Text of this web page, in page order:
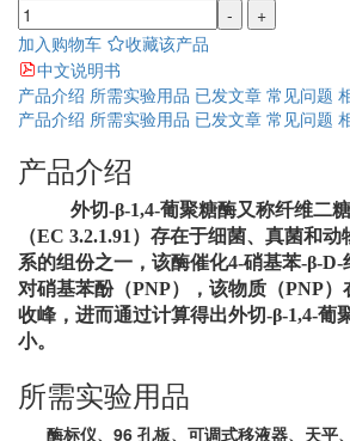
-
+
加入购物车
收藏该产品
中文说明书
产品介绍 所需实验用品 已发文章 常见问题
产品介绍 所需实验用品 已发文章 常见问题
产品介绍
外切-β-1,4-葡聚糖酶又称纤维二
（EC 3.2.1.91 ）存在于细菌、真菌和动
系的组份之一，该酶催化4-硝基苯-β-
对硝基苯酚（PNP），该物质（PNP）
收峰，进而通过计算得出外切-β-1,4-葡
小。
所需实验用品
酶标仪、96 孔板、可调式移液器、天平